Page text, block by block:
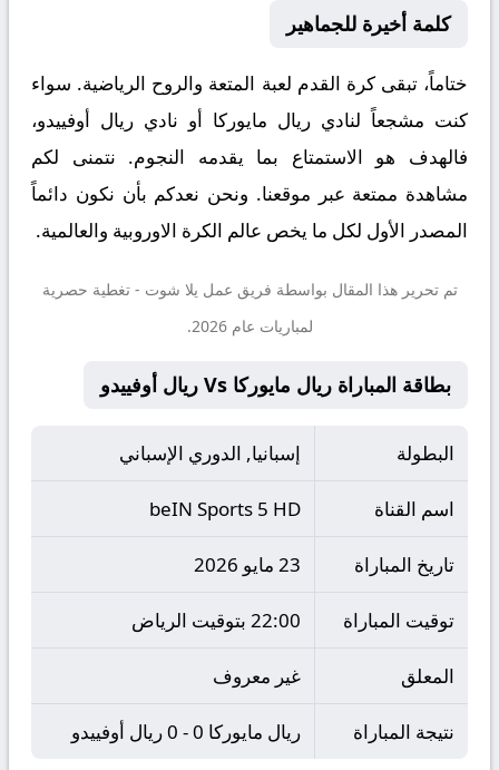
كلمة أخيرة للجماهير
ختاماً، تبقى كرة القدم لعبة المتعة والروح الرياضية. سواء
كنت مشجعاً لنادي ريال مايوركا أو نادي ريال أوفييدو،
فالهدف هو الاستمتاع بما يقدمه النجوم. نتمنى لكم
مشاهدة ممتعة عبر موقعنا. ونحن نعدكم بأن نكون دائماً
المصدر الأول لكل ما يخص عالم الكرة الاوروبية والعالمية.
تم تحرير هذا المقال بواسطة فريق عمل يلا شوت - تغطية حصرية
لمباريات عام 2026.
بطاقة المباراة ريال مايوركا Vs ريال أوفييدو
البطولة إسبانيا, الدوري الإسباني
اسم القناة beIN Sports 5 HD
تاريخ المباراة 23 مايو 2026
توقيت المباراة 22:00 بتوقيت الرياض
المعلق غير معروف
نتيجة المباراة ريال مايوركا 0 - 0 ريال أوفييدو